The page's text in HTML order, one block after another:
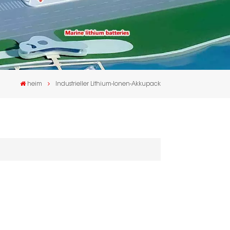
heim Industrieller Lithium-Ionen-Akkupack